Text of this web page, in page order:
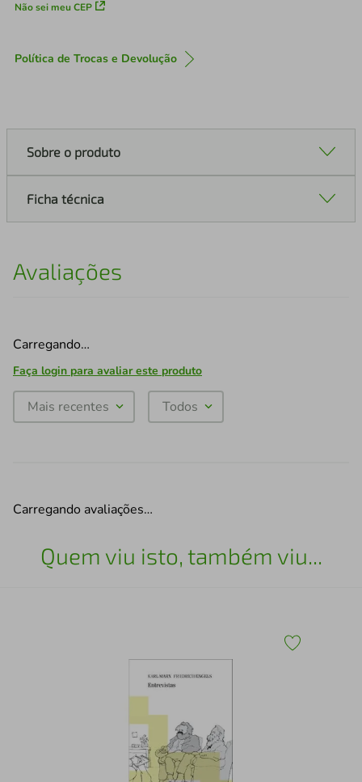
Não sei meu CEP
Política de Trocas e Devolução
Sobre o produto
Ficha técnica
Avaliações
Carregando…
Faça login para avaliar este produto
Mais recentes Todos
Carregando avaliações…
Quem viu isto, também viu...